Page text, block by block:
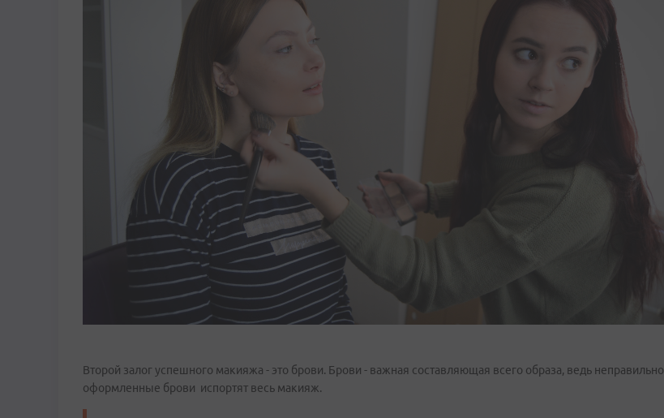
Второй залог успешного макияжа - это брови. Брови - важная составляющая всего образа, ведь неправильно
оформленные брови испортят весь макияж.